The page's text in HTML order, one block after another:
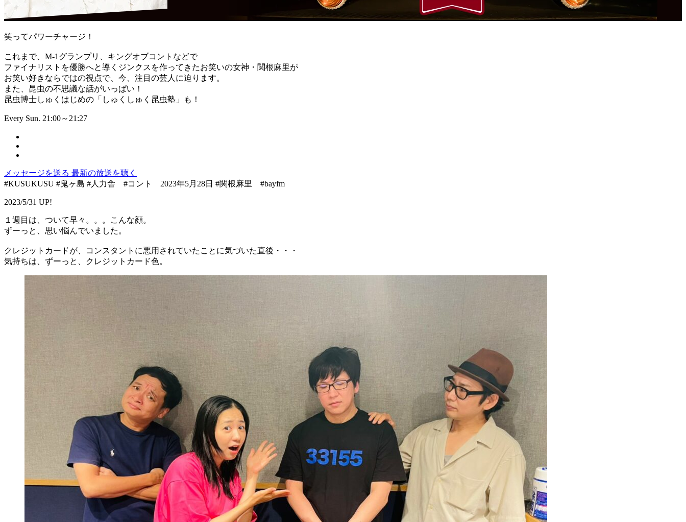
笑ってパワーチャージ！
これまで、M-1グランプリ、キングオブコントなどで
ファイナリストを優勝へと導くジンクスを作ってきたお笑いの女神・関根麻里が
お笑い好きならではの視点で、今、注目の芸人に迫ります。
また、昆虫の不思議な話がいっぱい！
昆虫博士しゅくはじめの「しゅくしゅく昆虫塾」も！
Every Sun. 21:00～21:27
メッセージを送る 最新の放送を聴く
#KUSUKUSU #鬼ヶ島 #人力舎 #コント 2023年5月28日 #関根麻里 #bayfm
2023/5/31 UP!
１週目は、ついて早々。。。こんな顔。
ずーっと、思い悩んでいました。
クレジットカードが、コンスタントに悪用されていたことに気づいた直後・・・
気持ちは、ずーっと、クレジットカード色。